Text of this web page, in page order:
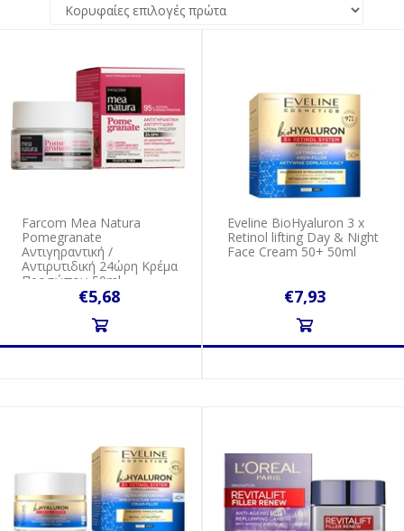
Farcom Mea Natura
Pomegranate
Αντιγηραντική /
Αντιρυτιδική 24ώρη Κρέμα
Προσώπου 50ml
€5,68
Eveline BioHyaluron 3 x
Retinol lifting Day & Night
Face Cream 50+ 50ml
€7,93